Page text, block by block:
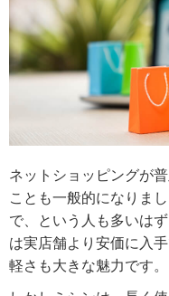
ネットショッピングが
ことも一般的になりま
で、という人も多いは
は実店舗より安価に入
軽さも大きな魅力です。